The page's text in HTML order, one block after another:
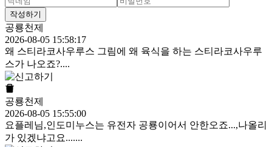
작성하기
공룡천제
2026-08-05 15:58:17
왜 스티라코사우루스 그림에 왜 육식을 하는 스티라코사우루
스가 나오죠?....
공룡천제
2026-08-05 15:55:00
요플레님,인도미누스는 유전자 공룡이어서 안한오죠...,나올리
가 있겠냐고요.......